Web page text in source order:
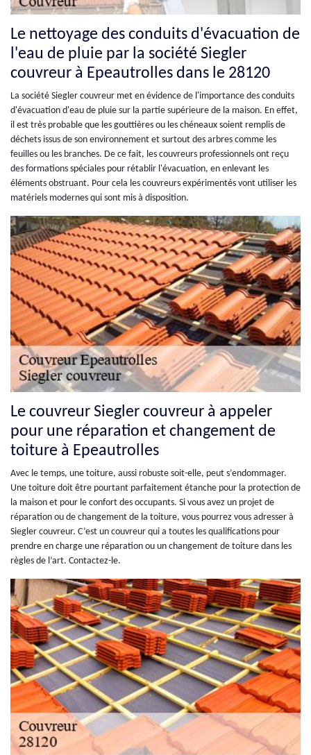
Le nettoyage des conduits d'évacuation de
l'eau de pluie par la société Siegler
couvreur à Epeautrolles dans le 28120
La société Siegler couvreur met en évidence de l'importance des conduits
d'évacuation d'eau de pluie sur la partie supérieure de la maison. En effet,
il est très probable que les gouttières ou les chéneaux soient remplis de
déchets issus de son environnement et surtout des arbres comme les
feuilles ou les branches. De ce fait, les couvreurs professionnels ont reçu
des formations spéciales pour rétablir l'évacuation, en enlevant les
éléments obstruant. Pour cela les couvreurs expérimentés vont utiliser les
matériels modernes qui sont mis à disposition.
Le couvreur Siegler couvreur à appeler
pour une réparation et changement de
toiture à Epeautrolles
Avec le temps, une toiture, aussi robuste soit-elle, peut s’endommager.
Une toiture doit être pourtant parfaitement étanche pour la protection de
la maison et pour le confort des occupants. Si vous avez un projet de
réparation ou de changement de la toiture, vous pourrez vous adresser à
Siegler couvreur. C’est un couvreur qui a toutes les qualifications pour
prendre en charge une réparation ou un changement de toiture dans les
règles de l’art. Contactez-le.